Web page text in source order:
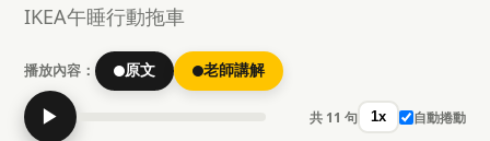
IKEA午睡行動拖車
播放內容： 原文 老師講解
▶ 共 11 句 1x 自動捲動